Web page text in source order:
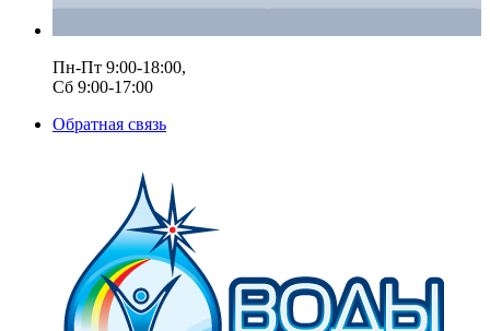
Пн-Пт 9:00-18:00,
Сб 9:00-17:00
Обратная связь